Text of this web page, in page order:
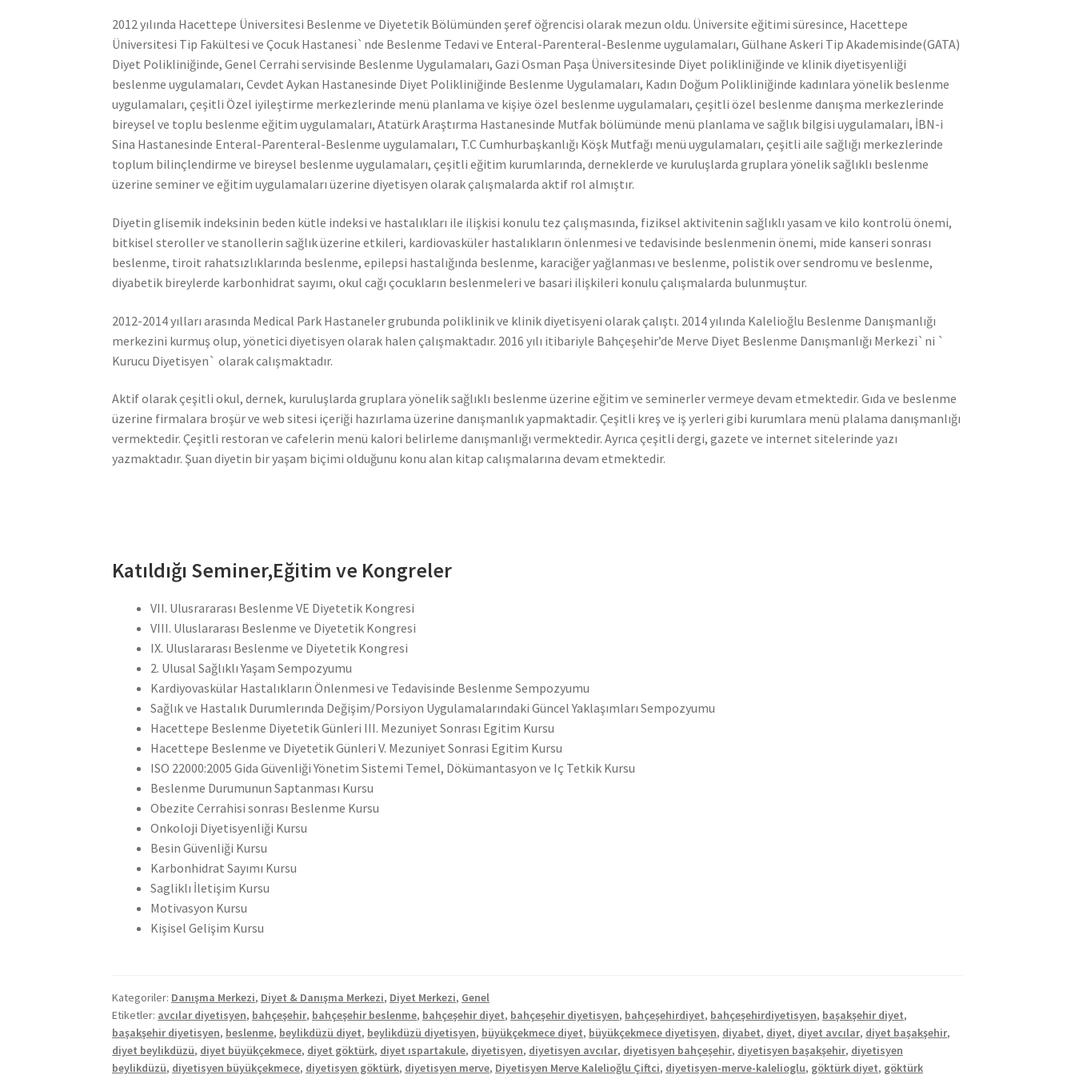
2012 yılında Hacettepe Üniversitesi Beslenme ve Diyetetik Bölümünden şeref öğrencisi olarak mezun oldu. Üniversite eğitimi süresince, Hacettepe
Üniversitesi Tip Fakültesi ve Çocuk Hastanesi`nde Beslenme Tedavi ve Enteral-Parenteral-Beslenme uygulamaları, Gülhane Askeri Tip Akademisinde(GATA)
Diyet Polikliniğinde, Genel Cerrahi servisinde Beslenme Uygulamaları, Gazi Osman Paşa Üniversitesinde Diyet polikliniğinde ve klinik diyetisyenliği
beslenme uygulamaları, Cevdet Aykan Hastanesinde Diyet Polikliniğinde Beslenme Uygulamaları, Kadın Doğum Polikliniğinde kadınlara yönelik beslenme
uygulamaları, çeşitli Özel iyileştirme merkezlerinde menü planlama ve kişiye özel beslenme uygulamaları, çeşitli özel beslenme danışma merkezlerinde
bireysel ve toplu beslenme eğitim uygulamaları, Atatürk Araştırma Hastanesinde Mutfak bölümünde menü planlama ve sağlık bilgisi uygulamaları, İBN-i
Sina Hastanesinde Enteral-Parenteral-Beslenme uygulamaları, T.C Cumhurbaşkanlığı Köşk Mutfağı menü uygulamaları, çeşitli aile sağlığı merkezlerinde
toplum bilinçlendirme ve bireysel beslenme uygulamaları, çeşitli eğitim kurumlarında, derneklerde ve kuruluşlarda gruplara yönelik sağlıklı beslenme
üzerine seminer ve eğitim uygulamaları üzerine diyetisyen olarak çalışmalarda aktif rol almıştır.
Diyetin glisemik indeksinin beden kütle indeksi ve hastalıkları ile ilişkisi konulu tez çalışmasında, fiziksel aktivitenin sağlıklı yasam ve kilo kontrolü önemi,
bitkisel steroller ve stanollerin sağlık üzerine etkileri, kardiovasküler hastalıkların önlenmesi ve tedavisinde beslenmenin önemi, mide kanseri sonrası
beslenme, tiroit rahatsızlıklarında beslenme, epilepsi hastalığında beslenme, karaciğer yağlanması ve beslenme, polistik over sendromu ve beslenme,
diyabetik bireylerde karbonhidrat sayımı, okul cağı çocukların beslenmeleri ve basari ilişkileri konulu çalışmalarda bulunmuştur.
2012-2014 yılları arasında Medical Park Hastaneler grubunda poliklinik ve klinik diyetisyeni olarak çalıştı. 2014 yılında Kalelioğlu Beslenme Danışmanlığı
merkezini kurmuş olup, yönetici diyetisyen olarak halen çalışmaktadır. 2016 yılı itibariyle Bahçeşehir’de Merve Diyet Beslenme Danışmanlığı Merkezi`ni `
Kurucu Diyetisyen` olarak calışmaktadır.
Aktif olarak çeşitli okul, dernek, kuruluşlarda gruplara yönelik sağlıklı beslenme üzerine eğitim ve seminerler vermeye devam etmektedir. Gıda ve beslenme
üzerine firmalara broşür ve web sitesi içeriği hazırlama üzerine danışmanlık yapmaktadir. Çeşitli kreş ve iş yerleri gibi kurumlara menü plalama danışmanlığı
vermektedir. Çeşitli restoran ve cafelerin menü kalori belirleme danışmanlığı vermektedir. Ayrıca çeşitli dergi, gazete ve internet sitelerinde yazı
yazmaktadır. Şuan diyetin bir yaşam biçimi olduğunu konu alan kitap calışmalarına devam etmektedir.
Katıldığı Seminer,Eğitim ve Kongreler
VII. Ulusrararası Beslenme VE Diyetetik Kongresi
VIII. Uluslararası Beslenme ve Diyetetik Kongresi
IX. Uluslararası Beslenme ve Diyetetik Kongresi
2. Ulusal Sağlıklı Yaşam Sempozyumu
Kardiyovaskülar Hastalıkların Önlenmesi ve Tedavisinde Beslenme Sempozyumu
Sağlık ve Hastalık Durumlerında Değişim/Porsiyon Uygulamalarındaki Güncel Yaklaşımları Sempozyumu
Hacettepe Beslenme Diyetetik Günleri III. Mezuniyet Sonrası Egitim Kursu
Hacettepe Beslenme ve Diyetetik Günleri V. Mezuniyet Sonrasi Egitim Kursu
ISO 22000:2005 Gida Güvenliği Yönetim Sistemi Temel, Dökümantasyon ve Iç Tetkik Kursu
Beslenme Durumunun Saptanması Kursu
Obezite Cerrahisi sonrası Beslenme Kursu
Onkoloji Diyetisyenliği Kursu
Besin Güvenliği Kursu
Karbonhidrat Sayımı Kursu
Sagliklı İletişim Kursu
Motivasyon Kursu
Kişisel Gelişim Kursu
Kategoriler: Danışma Merkezi, Diyet & Danışma Merkezi, Diyet Merkezi, Genel
Etiketler: avcılar diyetisyen, bahçeşehir, bahçeşehir beslenme, bahçeşehir diyet, bahçeşehir diyetisyen, bahçeşehirdiyet, bahçeşehirdiyetisyen, başakşehir diyet,
başakşehir diyetisyen, beslenme, beylikdüzü diyet, beylikdüzü diyetisyen, büyükçekmece diyet, büyükçekmece diyetisyen, diyabet, diyet, diyet avcılar, diyet başakşehir,
diyet beylikdüzü, diyet büyükçekmece, diyet göktürk, diyet ıspartakule, diyetisyen, diyetisyen avcılar, diyetisyen bahçeşehir, diyetisyen başakşehir, diyetisyen
beylikdüzü, diyetisyen büyükçekmece, diyetisyen göktürk, diyetisyen merve, Diyetisyen Merve Kalelioğlu Çiftci, diyetisyen-merve-kalelioglu, göktürk diyet, göktürk